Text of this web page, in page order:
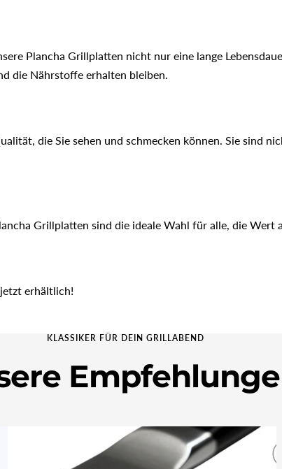
Plancha Grillplatten nicht nur eine lange
die Nährstoffe erhalten bleiben.
die Sie sehen und schmecken können. Sie sind
Grillplatten sind die ideale Wahl für alle, die
erhältlich!
KLASSIKER FÜR DEIN GRILLABEND